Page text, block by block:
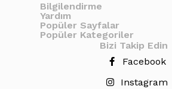
Bilgilendirme
Yardım
Popüler Sayfalar
Popüler Kategoriler
Bizi Takip Edin
Facebook
Instagram